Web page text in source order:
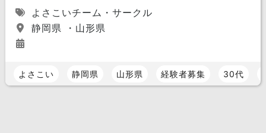
よさこいチーム・サークル
静岡県 ・山形県
よさこい 静岡県 山形県 経験者募集 30代